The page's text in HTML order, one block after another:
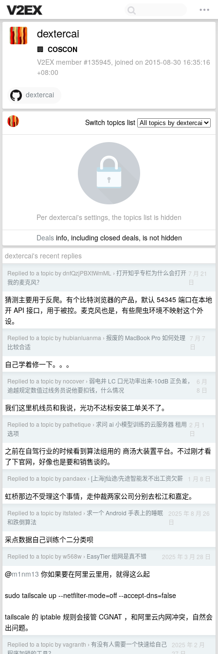
dextercai
🏢 COSCON
V2EX member #135945, joined on 2015-08-30 16:35:16
+08:00
dextercai
Switch topics list
Per dextercai's settings, the topics list is hidden
Dealsinfo, including closed deals, is not hidden
dextercai's recent replies
Replied to a topic by dnfQzjPBXtWmML › 打开知乎专栏为什么会打开
我的麦克风？
7 月 21
日
猜测主要用于反爬。有个比特浏览器的产品，默认 54345 端口在本地
开 API 接口，用于被控。麦克风也是，有些爬虫环境不映射这个外
设。
Replied to a topic by hubianluanma › 报废的 MacBook Pro 如何处理
比较合适
7 月 7
日
自己学着修一下。。。
Replied to a topic by nocover › 弱电井 LC 口光功率出来-10dB 正负差，
逾越规定数值过线务员说他要扣钱，什么情况
6 月
8 日
我们这里机线员和我说，光功不达标安装工单关不了。
Replied to a topic by pathetique › 求问 ai 小模型训练的云服务器 租用
选项
2 月 1
日
之前在自驾行业的时候看到算法组用的 商汤大装置平台。不过刚才看
了下官网，好像也是要和销售谈的。
Replied to a topic by pandaex › [上海]仙途/先途智能发不出工资欠薪 1 月 8 日
虹桥那边不受理这个事情，走仲裁两家公司分别去松江和嘉定。
Replied to a topic by itsfated › 求一个 Android 手表上的睡眠
和跌倒算法
2025 年 8 月 26
日
采点数据自己训练个二分类呗
Replied to a topic by w568w › EasyTier 组网是真不错 2025 年 3 月 28 日
@m1nm13 你如果要在阿里云里用，就得这么起
sudo tailscale up --netfilter-mode=off --accept-dns=false
tailscale 的 iptable 规则会接管 CGNAT ，和阿里云内网冲突，自然会
出问题。
Replied to a topic by vagranth › 有没有人需要一个快速给自己
2025 年 2 月